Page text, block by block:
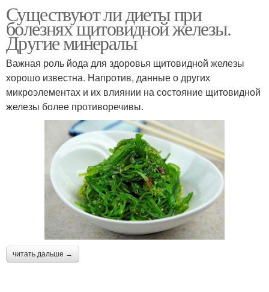
Существуют ли диеты при
болезнях щитовидной железы.
Другие минералы
Важная роль йода для здоровья щитовидной железы
хорошо известна. Напротив, данные о других
микроэлементах и их влиянии на состояние щитовидной
железы более противоречивы.
читать дальше →